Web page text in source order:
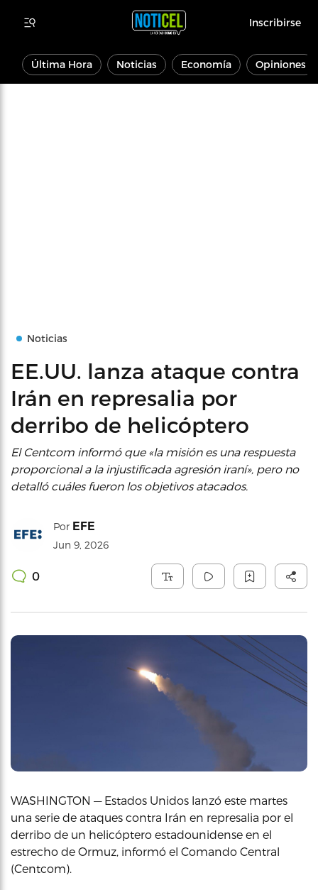
Inscribirse
Última Hora Noticias Economía Opiniones
Noticias
EE.UU. lanza ataque contra
Irán en represalia por
derribo de helicóptero
El Centcom informó que «la misión es una respuesta
proporcional a la injustificada agresión iraní», pero no
detalló cuáles fueron los objetivos atacados.
Por EFE
Jun 9, 2026
0
WASHINGTON — Estados Unidos lanzó este martes
una serie de ataques contra Irán en represalia por el
derribo de un helicóptero estadounidense en el
estrecho de Ormuz, informó el Comando Central
(Centcom).